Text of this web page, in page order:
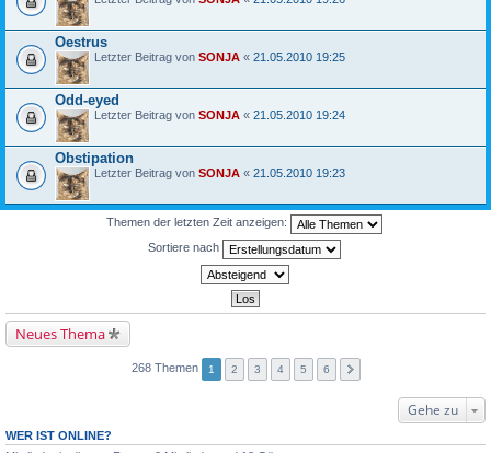
Oestrus
Letzter Beitrag von SONJA « 21.05.2010 19:25
Odd-eyed
Letzter Beitrag von SONJA « 21.05.2010 19:24
Obstipation
Letzter Beitrag von SONJA « 21.05.2010 19:23
Themen der letzten Zeit anzeigen:
Sortiere nach
Neues Thema
268 Themen 1 2 3 4 5 6
Gehe zu
WER IST ONLINE?